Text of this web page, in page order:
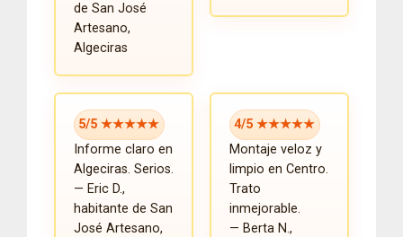
de San José
Artesano,
Algeciras
5/5 ★★★★★
Informe claro en
Algeciras. Serios.
— Eric D.,
habitante de San
José Artesano,
4/5 ★★★★★
Montaje veloz y
limpio en Centro.
Trato
inmejorable.
— Berta N.,